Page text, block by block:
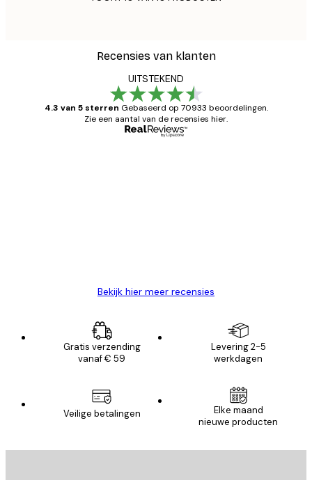
Recensies van klanten
UITSTEKEND
4.3 van 5 sterren Gebaseerd op 70933 beoordelingen.
Zie een aantal van de recensies hier.
Bekijk hier meer recensies
Gratis verzending
vanaf € 59
Levering 2-5
werkdagen
Veilige betalingen
Elke maand
nieuwe producten